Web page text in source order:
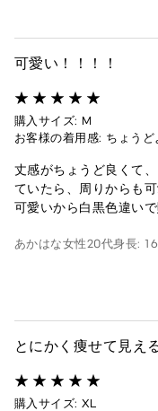
可愛い！！！！
購入サイズ: M
お客様の着用感: ちょうど
丈感がちょうど良くて
ていたら、周りからも
可愛いから白黒色違い
あかはな女性20代身長:
とにかく痩せて見え
購入サイズ: XL